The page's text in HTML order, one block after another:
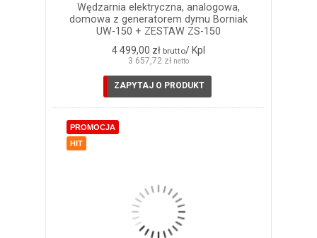
Wędzarnia elektryczna, analogowa,
domowa z generatorem dymu Borniak
UW-150 + ZESTAW ZS-150
4 499,00 zł brutto/ Kpl
3 657,72 zł netto
ZAPYTAJ O PRODUKT
PROMOCJA
HIT